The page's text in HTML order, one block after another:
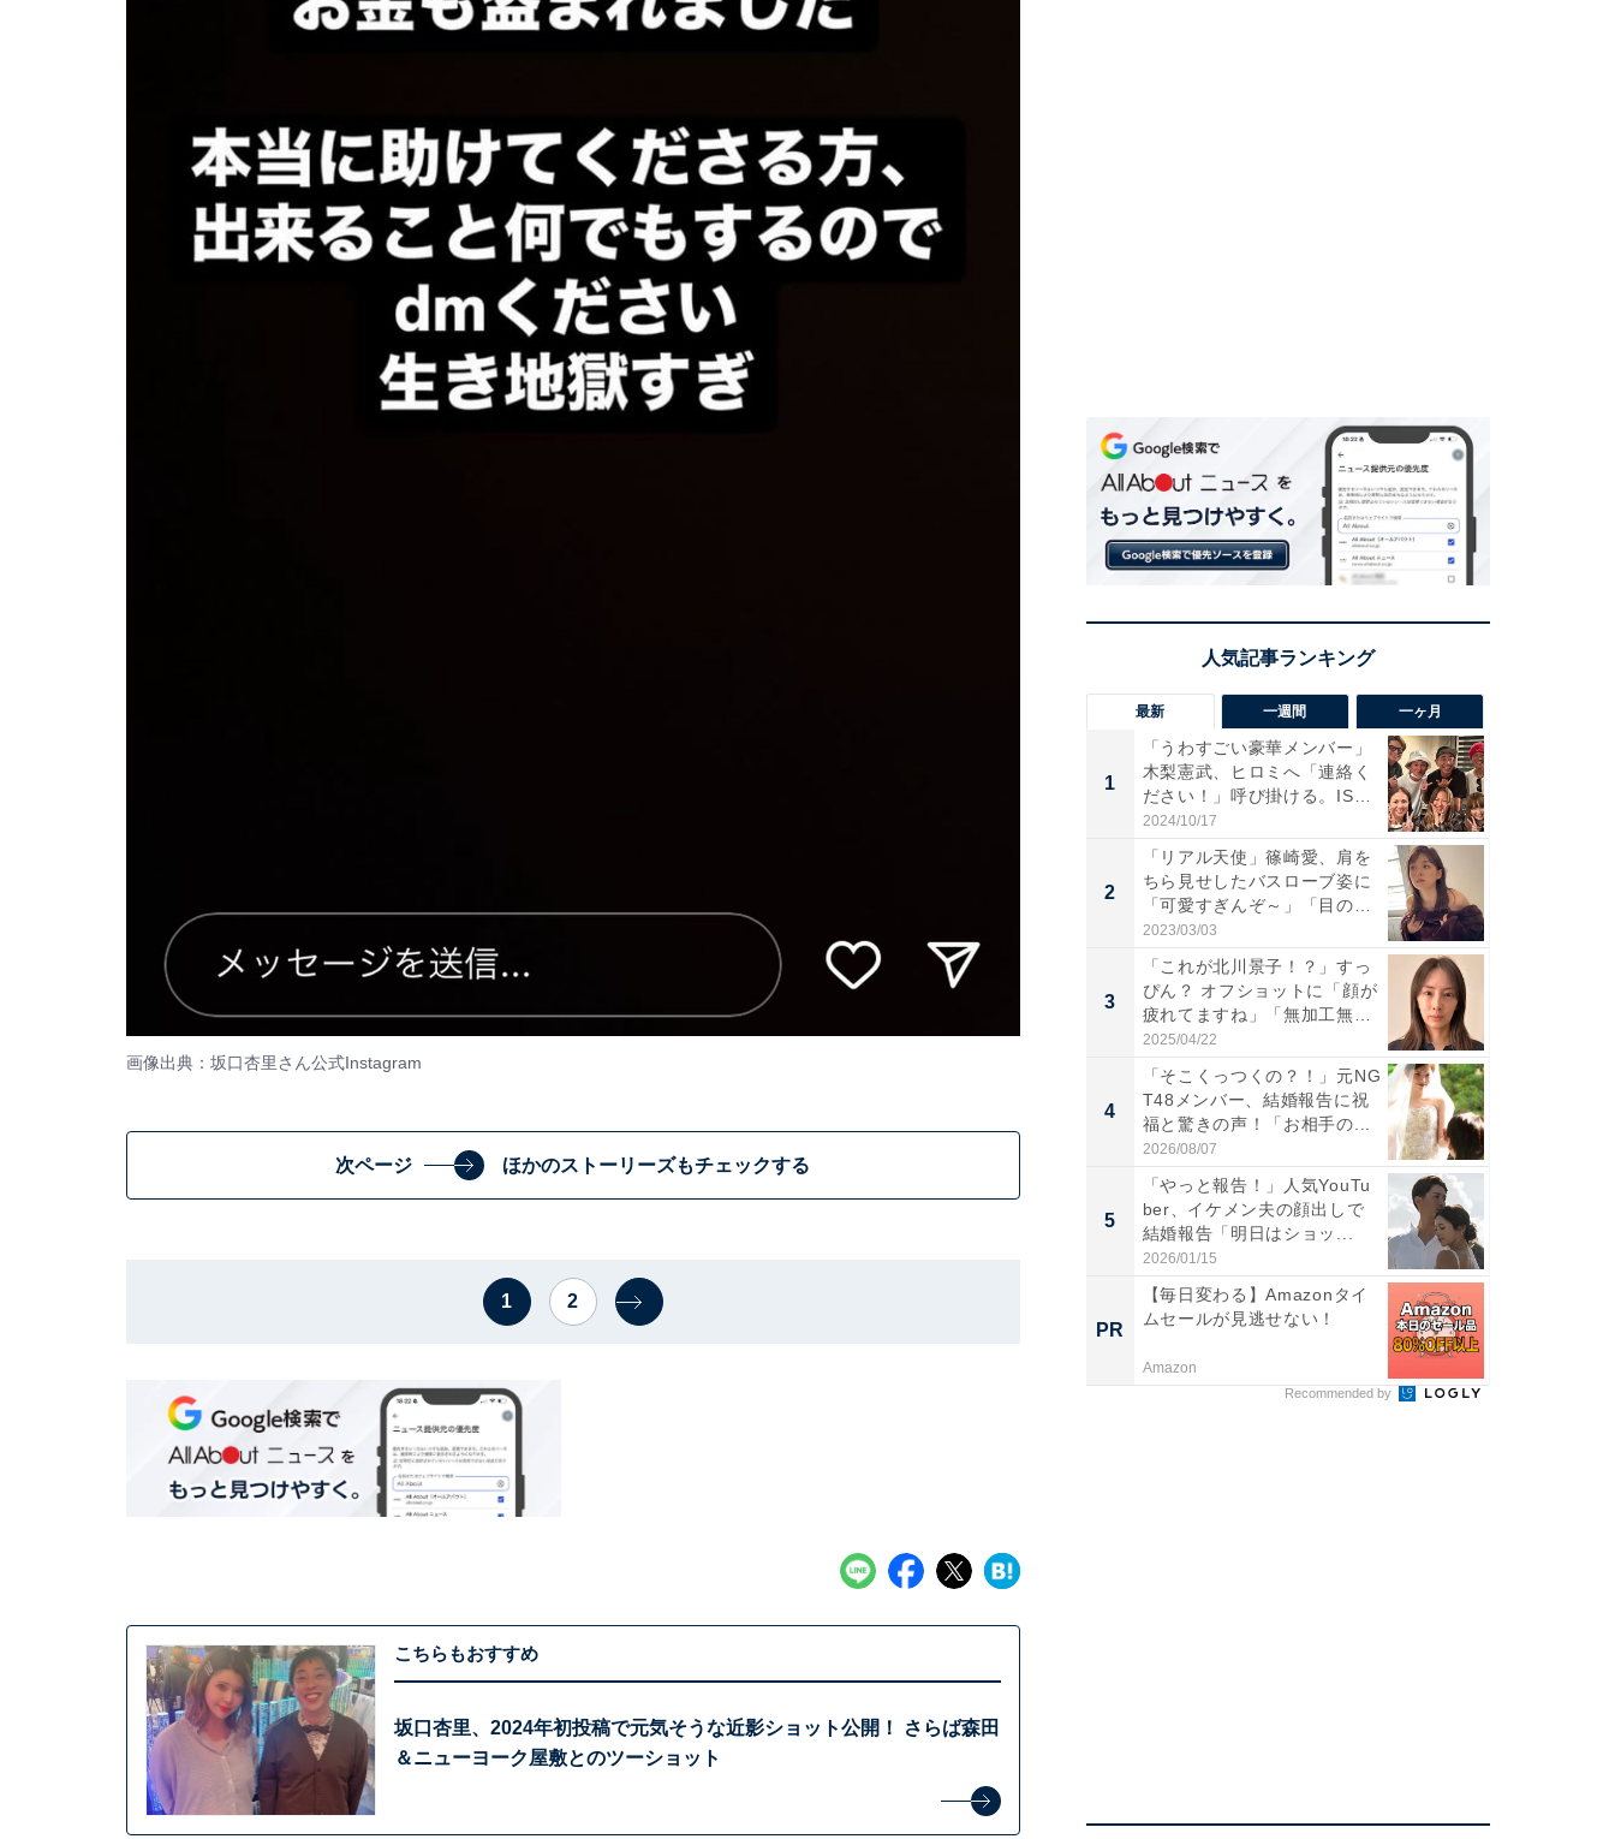
画像出典：坂口杏里さん公式Instagram
次ページ ほかのストーリーズもチェックする
1 2
こちらもおすすめ
坂口杏里、2024年初投稿で元気そうな近影ショット公開！ さらば森田
＆ニューヨーク屋敷とのツーショット
最新 一週間 一ヶ月
1
「うわすごい豪華メンバー」
木梨憲武、ヒロミへ「連絡く
ださい！」呼び掛ける。IS
S...
2024/10/17
2
「リアル天使」篠崎愛、肩を
ちら見せしたバスローブ姿に
「可愛すぎんぞ～」「目の表
情...
2023/03/03
3
「これが北川景子！？」すっ
ぴん？ オフショットに「顔が
疲れてますね」「無加工無
表...
2025/04/22
4
「そこくっつくの？！」元NG
T48メンバー、結婚報告に祝
福と驚きの声！「お相手の...
2026/08/07
5
「やっと報告！」人気YouTu
ber、イケメン夫の顔出しで
結婚報告「明日はショッ...
2026/01/15
PR
【毎日変わる】Amazonタイ
ムセールが見逃せない！
Amazon
Recommended by